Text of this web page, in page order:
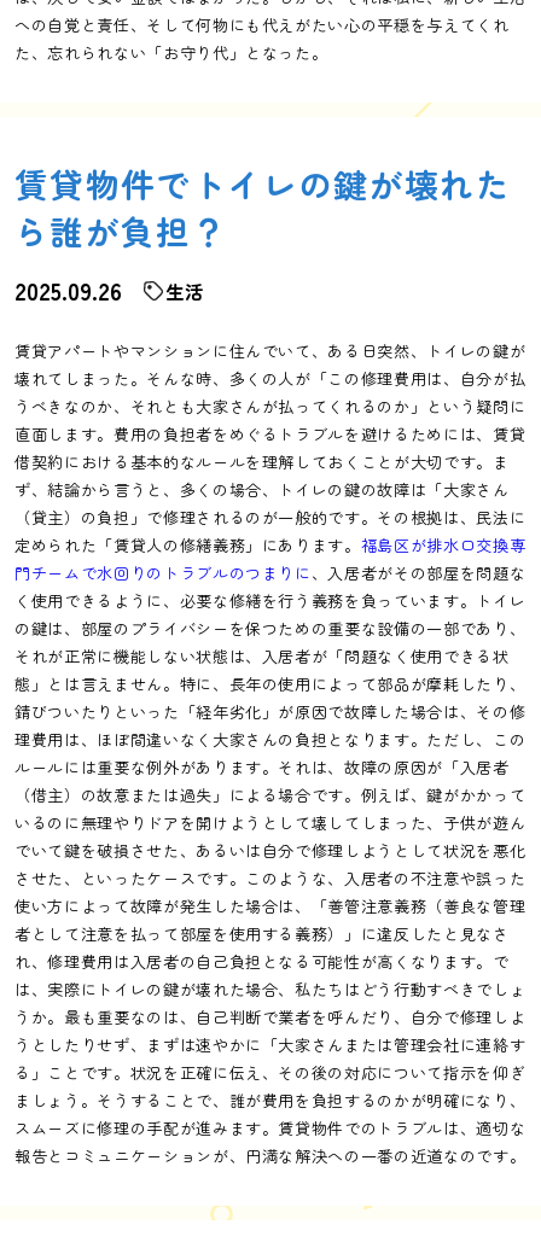
への自覚と責任、そして何物にも代えがたい心の平穏を与えてくれ
た、忘れられない「お守り代」となった。
賃貸物件でトイレの鍵が壊れた
ら誰が負担？
2025.09.26 生活
賃貸アパートやマンションに住んでいて、ある日突然、トイレの鍵が
壊れてしまった。そんな時、多くの人が「この修理費用は、自分が払
うべきなのか、それとも大家さんが払ってくれるのか」という疑問に
直面します。費用の負担者をめぐるトラブルを避けるためには、賃貸
借契約における基本的なルールを理解しておくことが大切です。ま
ず、結論から言うと、多くの場合、トイレの鍵の故障は「大家さん
（貸主）の負担」で修理されるのが一般的です。その根拠は、民法に
定められた「賃貸人の修繕義務」にあります。 福島区が排水口交換専
門チームで水回りのトラブルのつまりに、入居者がその部屋を問題な
く使用できるように、必要な修繕を行う義務を負っています。トイレ
の鍵は、部屋のプライバシーを保つための重要な設備の一部であり、
それが正常に機能しない状態は、入居者が「問題なく使用できる状
態」とは言えません。特に、長年の使用によって部品が摩耗したり、
錆びついたりといった「経年劣化」が原因で故障した場合は、その修
理費用は、ほぼ間違いなく大家さんの負担となります。ただし、この
ルールには重要な例外があります。それは、故障の原因が「入居者
（借主）の故意または過失」による場合です。例えば、鍵がかかって
いるのに無理やりドアを開けようとして壊してしまった、子供が遊ん
でいて鍵を破損させた、あるいは自分で修理しようとして状況を悪化
させた、といったケースです。このような、入居者の不注意や誤った
使い方によって故障が発生した場合は、「善管注意義務（善良な管理
者として注意を払って部屋を使用する義務）」に違反したと見なさ
れ、修理費用は入居者の自己負担となる可能性が高くなります。で
は、実際にトイレの鍵が壊れた場合、私たちはどう行動すべきでしょ
うか。最も重要なのは、自己判断で業者を呼んだり、自分で修理しよ
うとしたりせず、まずは速やかに「大家さんまたは管理会社に連絡す
る」ことです。状況を正確に伝え、その後の対応について指示を仰ぎ
ましょう。そうすることで、誰が費用を負担するのかが明確になり、
スムーズに修理の手配が進みます。賃貸物件でのトラブルは、適切な
報告とコミュニケーションが、円満な解決への一番の近道なのです。